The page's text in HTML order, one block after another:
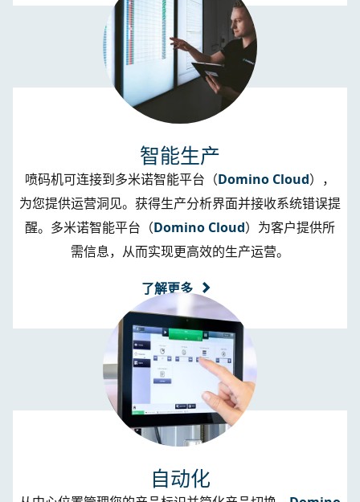
智能生产
喷码机可连接到多米诺智能平台（Domino Cloud），
为您提供运营洞见。获得生产分析界面并接收系统错误提
醒。多米诺智能平台（Domino Cloud）为客户提供所
需信息，从而实现更高效的生产运营。
了解更多
自动化